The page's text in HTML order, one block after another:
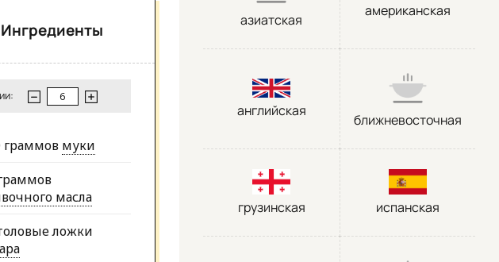
Ингредиенты
граммов муки
масла
ложки
азиатская
американская
английская
ближневосточная
грузинская испанская